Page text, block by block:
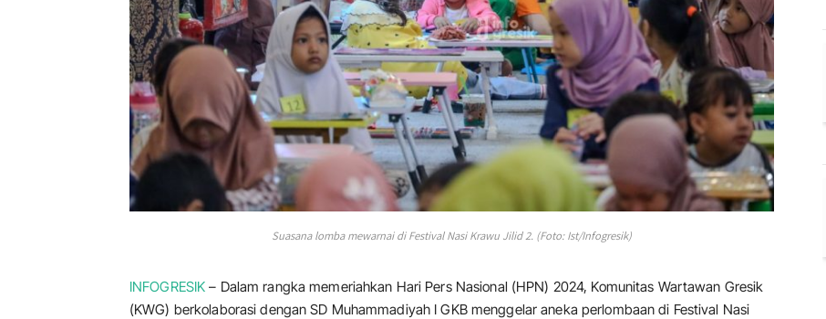
Suasana lomba mewarnai di Festival Nasi Krawu Jilid 2. (Foto: Ist/Infogresik)
INFOGRESIK – Dalam rangka memeriahkan Hari Pers Nasional (HPN) 2024, Komunitas Wartawan Gresik
(KWG) berkolaborasi dengan SD Muhammadiyah I GKB menggelar aneka perlombaan di Festival Nasi